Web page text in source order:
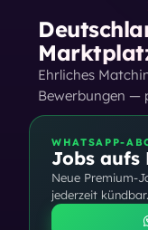
Ehrliches
Bewerbungen —
WHATSAPP-
Jobs aufs
Neue Premium-
jederzeit kündbar.